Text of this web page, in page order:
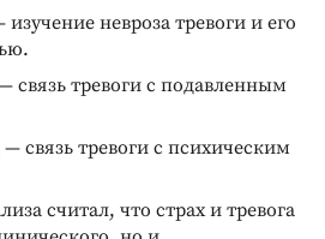
невроза тревоги и его
связь тревоги с подавленным
связь тревоги с психическим
считал, что страх и тревога